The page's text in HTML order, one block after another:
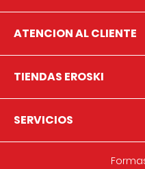
ATENCION AL CLIENTE
TIENDAS EROSKI
SERVICIOS